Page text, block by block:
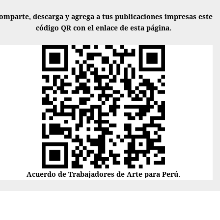
descarga y agrega a tus publicaciones impresas este
código QR con el enlace de esta página.
Acuerdo de Trabajadores de Arte para Perú.